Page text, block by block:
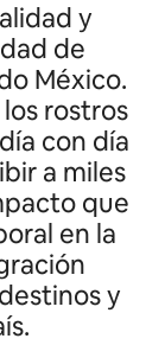
y
de
México.
rostros
con día
a miles
que
en la
y